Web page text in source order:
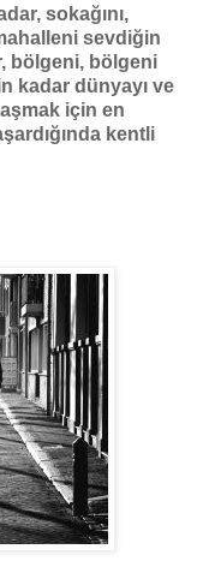
sokağını,
sevdiğin
bölgeni, bölgeni
kadar dünyayı ve
aşmak için en
kentli